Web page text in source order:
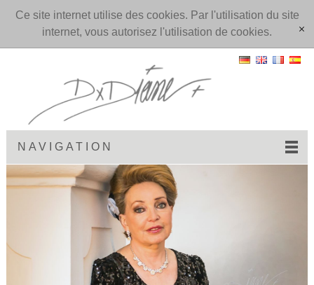
Ce site internet utilise des cookies. Par l'utilisation du site
internet, vous autorisez l'utilisation de cookies.
[x]
NAVIGATION